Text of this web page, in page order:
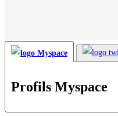
Profils Myspace